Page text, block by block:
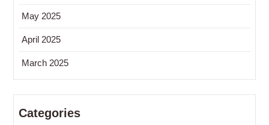
May 2025
April 2025
March 2025
Categories